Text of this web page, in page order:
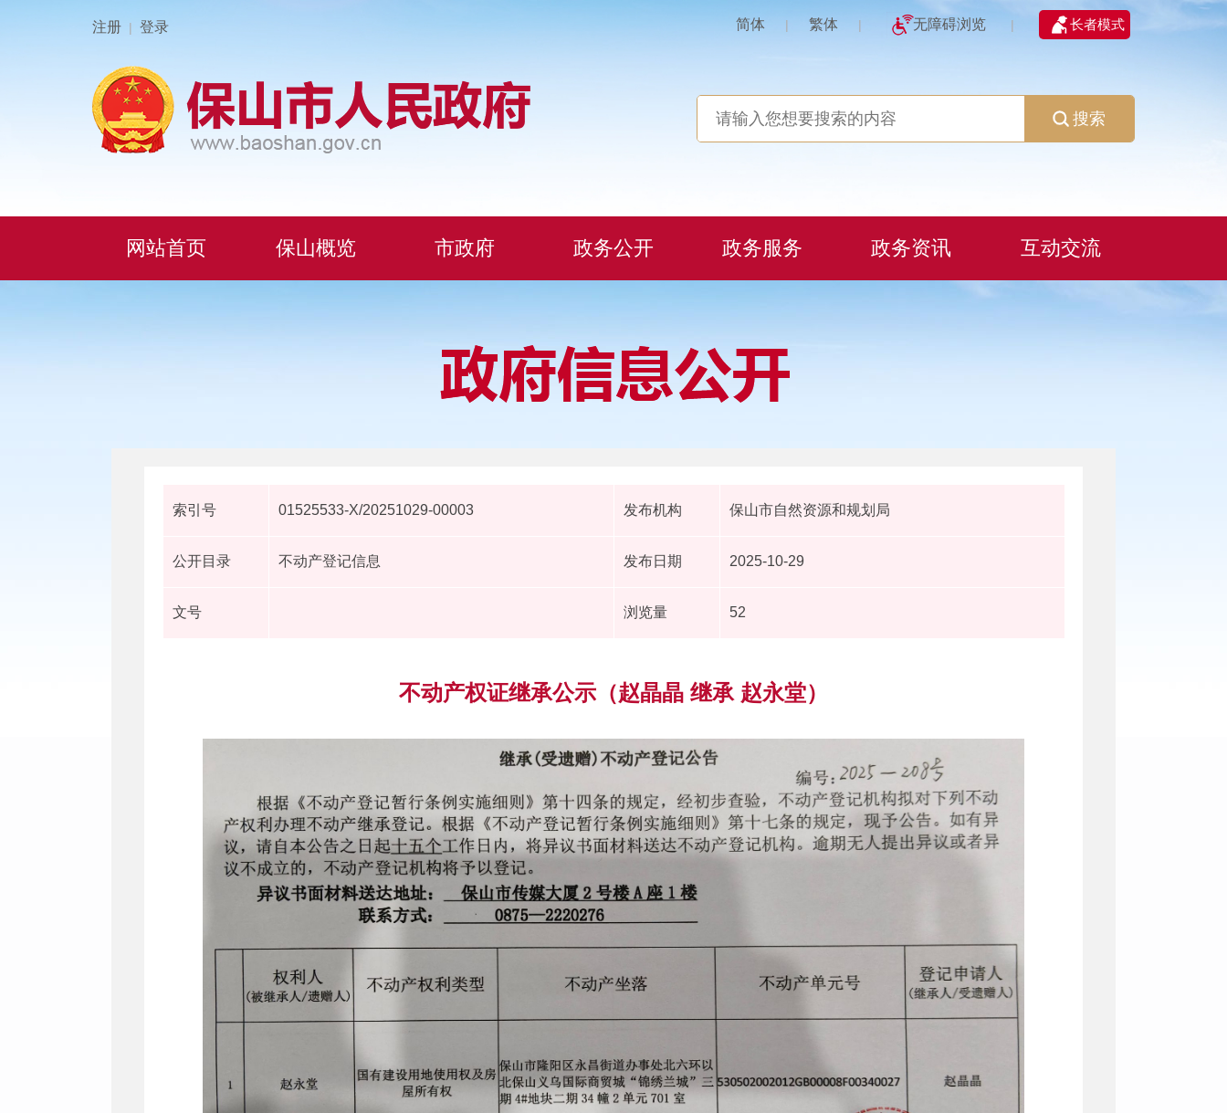
注册 | 登录 简体 | 繁体 | 无障碍浏览 | 长者模式
搜索
网站首页 保山概览 市政府 政务公开 政务服务 政务资讯 互动交流
索引号 01525533-X/20251029-00003 发布机构 保山市自然资源和规划局
公开目录 不动产登记信息 发布日期 2025-10-29
文号 浏览量 52
不动产权证继承公示（赵晶晶 继承 赵永堂）